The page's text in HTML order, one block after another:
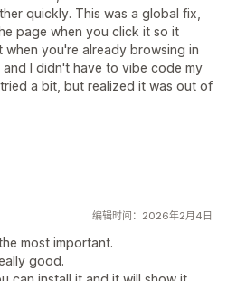
quickly. This was a global fix,
page when you click it so it
you're already browsing in
I didn't have to vibe code my
a bit, but realized it was out of
编辑时间：2026年2月4日
most important.
good.